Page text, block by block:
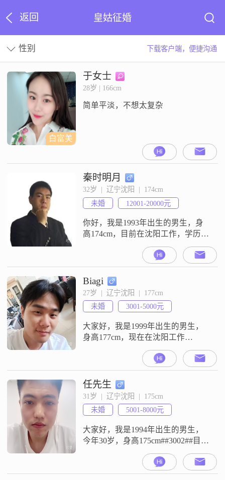
返回 皇姑征婚
性别 下载客户端，便捷沟通
白富美
于女士
28岁 | 166cm
简单平淡，不想太复杂
秦时明月
32岁  |  辽宁沈阳  |  174cm
未婚
12001-20000元
你好，我是1993年出生的男生，身
高174cm，目前在沈阳工作，学历是
大学本科，月收入在12001到20000
元之间##3002##我平时比较稳重可
靠，性格成熟稳重，情绪也比较稳
定##3002##在相处中，我觉得包容
理解和相互尊重很重要，也希望能
在关系里做到真诚可靠##3002##生
活里我有几个固定的爱好，平时会
去跑步
Biagi
27岁  |  辽宁沈阳  |  177cm
未婚
3001-5000元
大家好，我是1999年出生的男生，
身高177cm，现在在沈阳工作
##3002##我的学历是博士，月收入
在3001到5000元这个范围##3002##
关于我自己，大家给我的评价是稳
重可靠，平时做事比较成熟稳重，
责任感也比较强##3002##在生活和
未来的规划里，我觉得家庭为重，
同时也一直在追求事业成功，平时
也热衷自我提升
任先生
31岁  |  辽宁沈阳  |  175cm
未婚
5001-8000元
大家好，我是1994年出生的男生，
今年30岁，身高175cm##3002##目前
我的工作地在沈阳，月收入在8001
到12000元这个区间，学历是中专
##3002##关于我的性格和观念，我